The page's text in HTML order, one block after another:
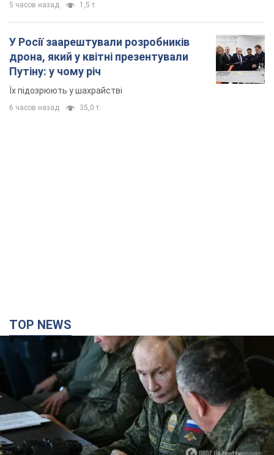
5 часов назад 1,5 т.
У Росії заарештували розробників
дрона, який у квітні презентували
Путіну: у чому річ
Їх підозрюють у шахрайстві
6 часов назад 35,0 т.
TOP NEWS